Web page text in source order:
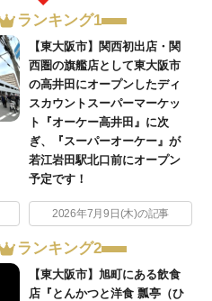
ランキング1
【東大阪市】関西初出店・関
西圏の旗艦店として東大阪市
の高井田にオープンしたディ
スカウントスーパーマーケッ
ト『オーケー高井田』に次
ぎ、『スーパーオーケー』が
若江岩田駅北口前にオープン
予定です！
2026年7月9日(木)の記事
ランキング2
【東大阪市】旭町にある飲食
店『とんかつと洋食 瓢亭（ひ